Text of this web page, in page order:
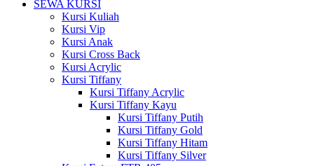
SEWA KURSI
Kursi Kuliah
Kursi Vip
Kursi Anak
Kursi Cross Back
Kursi Acrylic
Kursi Tiffany
Kursi Tiffany Acrylic
Kursi Tiffany Kayu
Kursi Tiffany Putih
Kursi Tiffany Gold
Kursi Tiffany Hitam
Kursi Tiffany Silver